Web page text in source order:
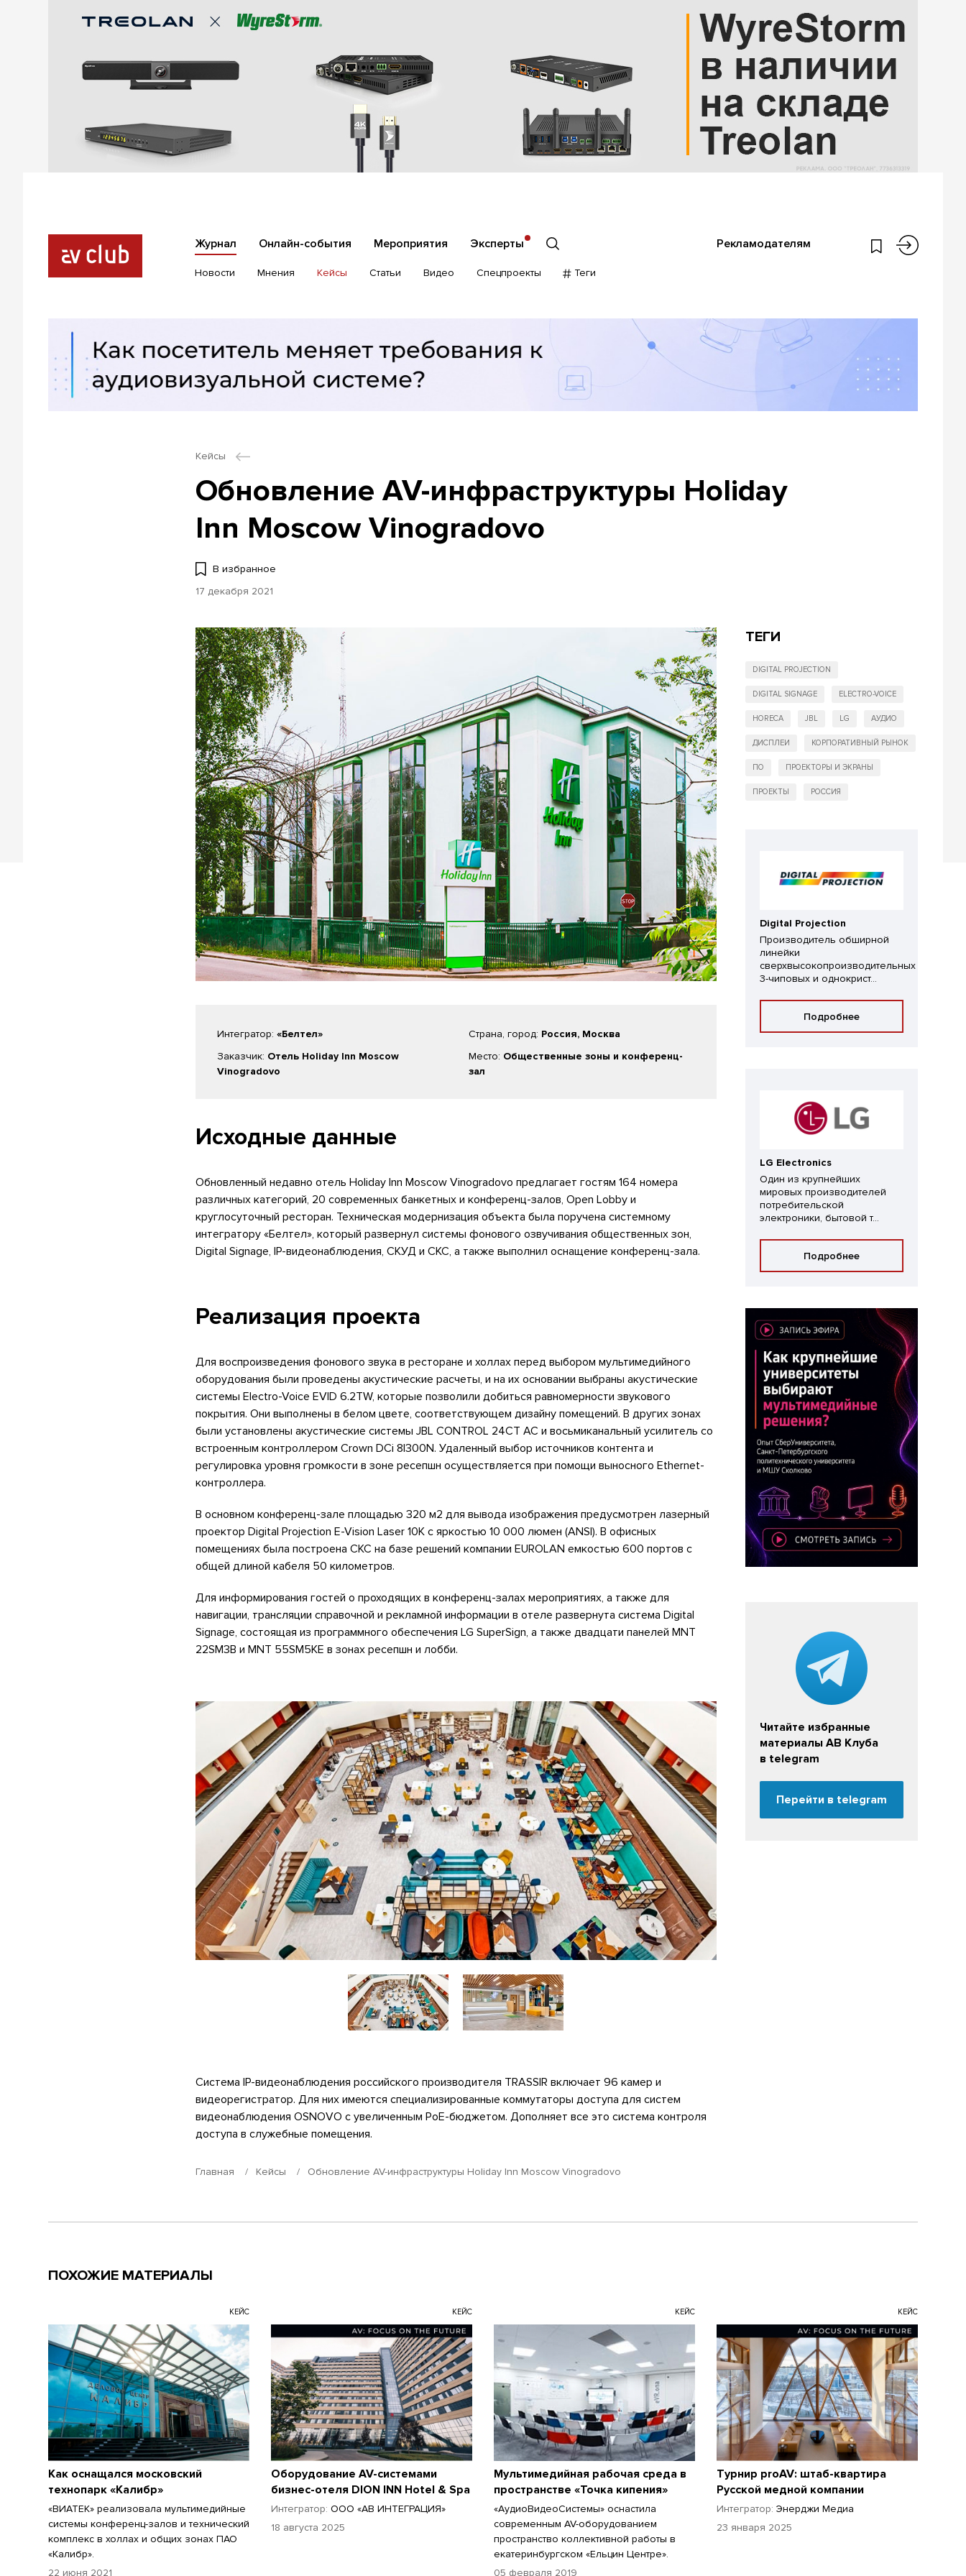
Журнал Онлайн-события Мероприятия Эксперты Рекламодателям
Новости Мнения Кейсы Статьи Видео Спецпроекты Теги
Кейсы
Обновление AV-инфраструктуры Holiday
Inn Moscow Vinogradovo
В избранное
17 декабря 2021
Интегратор: «Белтел» Страна, город: Россия, Москва
Заказчик: Отель Holiday Inn Moscow
Vinogradovo
Место: Общественные зоны и конференц-
зал
Исходные данные
Обновленный недавно отель Holiday Inn Moscow Vinogradovo предлагает гостям 164 номера
различных категорий, 20 современных банкетных и конференц-залов, Open Lobby и
круглосуточный ресторан. Техническая модернизация объекта была поручена системному
интегратору «Белтел», который развернул системы фонового озвучивания общественных зон,
Digital Signage, IP-видеонаблюдения, СКУД и СКС, а также выполнил оснащение конференц-зала.
Реализация проекта
Для воспроизведения фонового звука в ресторане и холлах перед выбором мультимедийного
оборудования были проведены акустические расчеты, и на их основании выбраны акустические
системы Electro-Voice EVID 6.2TW, которые позволили добиться равномерности звукового
покрытия. Они выполнены в белом цвете, соответствующем дизайну помещений. В других зонах
были установлены акустические системы JBL CONTROL 24СТ АС и восьмиканальный усилитель со
встроенным контроллером Crown DCi 8|300N. Удаленный выбор источников контента и
регулировка уровня громкости в зоне ресепшн осуществляется при помощи выносного Ethernet-
контроллера.
В основном конференц-зале площадью 320 м2 для вывода изображения предусмотрен лазерный
проектор Digital Projection E-Vision Laser 10K с яркостью 10 000 люмен (ANSI). В офисных
помещениях была построена СКС на базе решений компании EUROLAN емкостью 600 портов с
общей длиной кабеля 50 километров.
Для информирования гостей о проходящих в конференц-залах мероприятиях, а также для
навигации, трансляции справочной и рекламной информации в отеле развернута система Digital
Signage, состоящая из программного обеспечения LG SuperSign, а также двадцати панелей MNT
22SM3B и MNT 55SM5KE в зонах ресепшн и лобби.
Cистема IP-видеонаблюдения российского производителя TRASSIR включает 96 камер и
видеорегистратор. Для них имеются специализированные коммутаторы доступа для систем
видеонаблюдения OSNOVO с увеличенным PoE-бюджетом. Дополняет все это система контроля
доступа в служебные помещения.
Главная Кейсы Обновление AV-инфраструктуры Holiday Inn Moscow Vinogradovo
ТЕГИ
DIGITAL PROJECTION
DIGITAL SIGNAGE ELECTRO-VOICE
HORECA JBL LG АУДИО
ДИСПЛЕИ КОРПОРАТИВНЫЙ РЫНОК
ПО ПРОЕКТОРЫ И ЭКРАНЫ
ПРОЕКТЫ РОССИЯ
Digital Projection
Производитель обширной
линейки
сверхвысокопроизводительных
3-чиповых и однокрист...
Подробнее
LG Electronics
Один из крупнейших
мировых производителей
потребительской
электроники, бытовой т...
Подробнее
Читайте избранные
материалы АВ Клуба
в telegram
Перейти в telegram
ПОХОЖИЕ МАТЕРИАЛЫ
КЕЙС
Как оснащался московский
технопарк «Калибр»
«ВИАТЕК» реализовала мультимедийные
системы конференц-залов и технический
комплекс в холлах и общих зонах ПАО
«Калибр».
22 июня 2021
КЕЙС
Оборудование AV-системами
бизнес-отеля DION INN Hotel & Spa
Интегратор: ООО «АВ ИНТЕГРАЦИЯ»
18 августа 2025
КЕЙС
Мультимедийная рабочая среда в
пространстве «Точка кипения»
«АудиоВидеоСистемы» оснастила
современным AV-оборудованием
пространство коллективной работы в
екатеринбургском «Ельцин Центре».
05 февраля 2019
КЕЙС
Турнир proAV: штаб-квартира
Русской медной компании
Интегратор: Энерджи Медиа
23 января 2025